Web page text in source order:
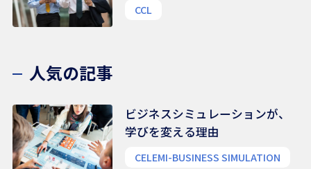
CCL
人気の記事
ビジネスシミュレーションが、
学びを変える理由
CELEMI-BUSINESS SIMULATION